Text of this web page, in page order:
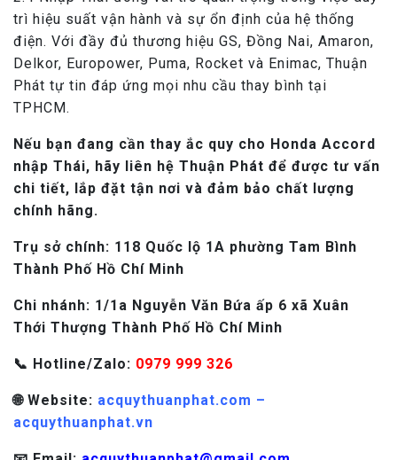
trì hiệu suất vận hành và sự ổn định của hệ thống
điện. Với đầy đủ thương hiệu GS, Đồng Nai, Amaron,
Delkor, Europower, Puma, Rocket và Enimac, Thuận
Phát tự tin đáp ứng mọi nhu cầu thay bình tại
TPHCM.
Nếu bạn đang cần thay ắc quy cho Honda Accord
nhập Thái, hãy liên hệ Thuận Phát để được tư vấn
chi tiết, lắp đặt tận nơi và đảm bảo chất lượng
chính hãng.
Trụ sở chính: 118 Quốc lộ 1A phường Tam Bình
Thành Phố Hồ Chí Minh
Chi nhánh: 1/1a Nguyễn Văn Bứa ấp 6 xã Xuân
Thới Thượng Thành Phố Hồ Chí Minh
📞 Hotline/Zalo: 0979 999 326
🌐 Website: acquythuanphat.com –
acquythuanphat.vn